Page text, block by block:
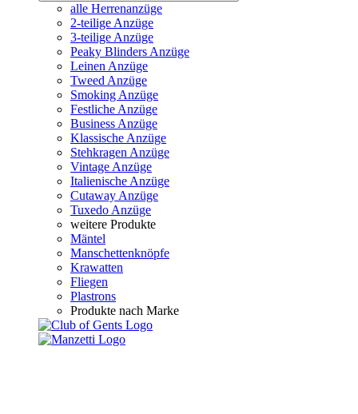
alle Herrenanzüge
2-teilige Anzüge
3-teilige Anzüge
Peaky Blinders Anzüge
Leinen Anzüge
Tweed Anzüge
Smoking Anzüge
Festliche Anzüge
Business Anzüge
Klassische Anzüge
Stehkragen Anzüge
Vintage Anzüge
Italienische Anzüge
Cutaway Anzüge
Tuxedo Anzüge
weitere Produkte
Mäntel
Manschettenknöpfe
Krawatten
Fliegen
Plastrons
Produkte nach Marke